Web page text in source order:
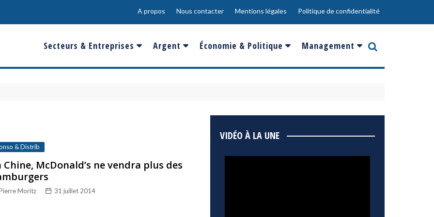
A propos Nous contacter Mentions légales Politique de confidentialité
Secteurs & Entreprises
Banques & Finances
Santé & Biotechnologie
Technologies & Médias
Argent
Salaire
Epargne & Placements
Économie & Politique
France
Management
Innovation
& Distrib
Chine, McDonald’s ne vendra plus des
Moritz 31 juillet 2014
VIDÉO À LA UNE